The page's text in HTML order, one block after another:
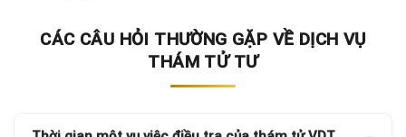
CÁC CÂU HỎI THƯỜNG GẶP VỀ DỊCH VỤ
THÁM TỬ TƯ